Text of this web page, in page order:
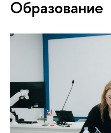
Образование